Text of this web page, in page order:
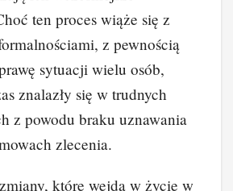
ten proces wiąże się z
z pewnością
sytuacji wielu osób,
znalazły się w trudnych
z powodu braku uznawania
zlecenia.
które wejdą w życie w